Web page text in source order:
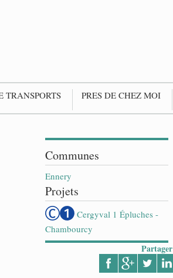
TRANSPORTS PRES DE CHEZ MOI
Communes
Ennery
Projets
Cergyval 1 Épluches -
Chambourcy
Partager